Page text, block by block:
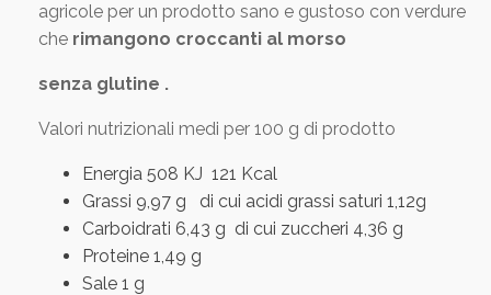
agricole per un prodotto sano e gustoso con verdure
che rimangono croccanti al morso
senza glutine .
Valori nutrizionali medi per 100 g di prodotto
Energia 508 KJ 121 Kcal
Grassi 9,97 g di cui acidi grassi saturi 1,12g
Carboidrati 6,43 g di cui zuccheri 4,36 g
Proteine 1,49 g
Sale 1 g